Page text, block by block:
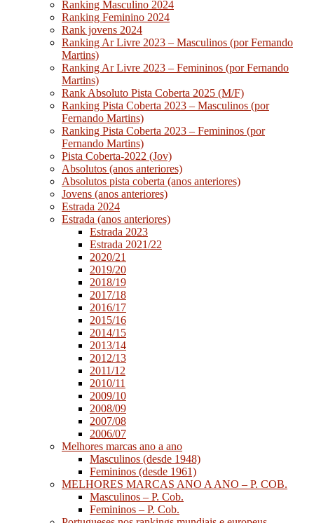
Ranking Masculino 2024
Ranking Feminino 2024
Rank jovens 2024
Ranking Ar Livre 2023 – Masculinos (por Fernando
Martins)
Ranking Ar Livre 2023 – Femininos (por Fernando
Martins)
Rank Absoluto Pista Coberta 2025 (M/F)
Ranking Pista Coberta 2023 – Masculinos (por
Fernando Martins)
Ranking Pista Coberta 2023 – Femininos (por
Fernando Martins)
Pista Coberta-2022 (Jov)
Absolutos (anos anteriores)
Absolutos pista coberta (anos anteriores)
Jovens (anos anteriores)
Estrada 2024
Estrada (anos anteriores)
Estrada 2023
Estrada 2021/22
2020/21
2019/20
2018/19
2017/18
2016/17
2015/16
2014/15
2013/14
2012/13
2011/12
2010/11
2009/10
2008/09
2007/08
2006/07
Melhores marcas ano a ano
Masculinos (desde 1948)
Femininos (desde 1961)
MELHORES MARCAS ANO A ANO – P. COB.
Masculinos – P. Cob.
Femininos – P. Cob.